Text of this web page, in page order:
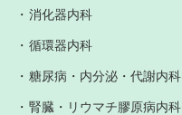
消化器内科
循環器内科
糖尿病・内分泌・代謝内科
腎臓・リウマチ膠原病内科